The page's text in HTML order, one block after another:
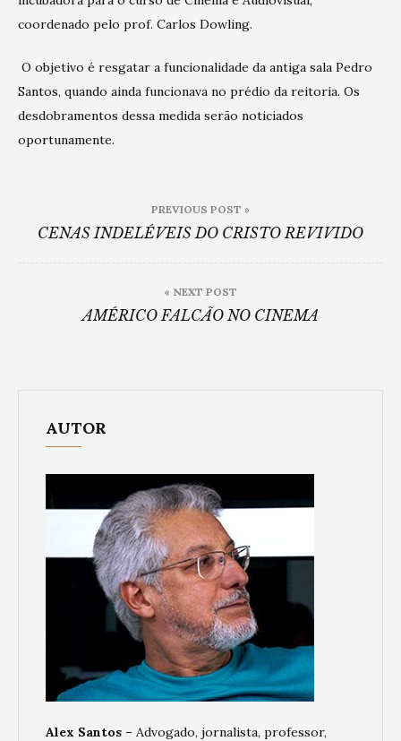
coordenado pelo prof. Carlos Dowling.
O objetivo é resgatar a funcionalidade da antiga sala Pedro
Santos, quando ainda funcionava no prédio da reitoria. Os
desdobramentos dessa medida serão noticiados
oportunamente.
navigation
PREVIOUS POST »
CENAS INDELÉVEIS DO CRISTO REVIVIDO
« NEXT POST
AMÉRICO FALCÃO NO CINEMA
AUTOR
Alex Santos – Advogado, jornalista, professor,